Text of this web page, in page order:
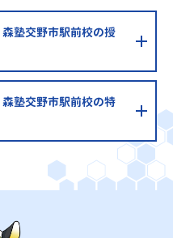
塾交野市駅前校の授
塾交野市駅前校の特